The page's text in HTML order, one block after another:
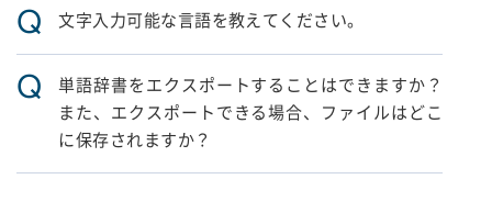
Q 文字入力可能な言語を教えてください。
Q
単語辞書をエクスポートすることはできますか？
また、エクスポートできる場合、ファイルはどこ
に保存されますか？